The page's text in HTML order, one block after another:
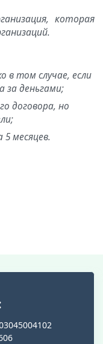
которая
в том случае, если
за деньгами;
договора, но
5 месяцев.